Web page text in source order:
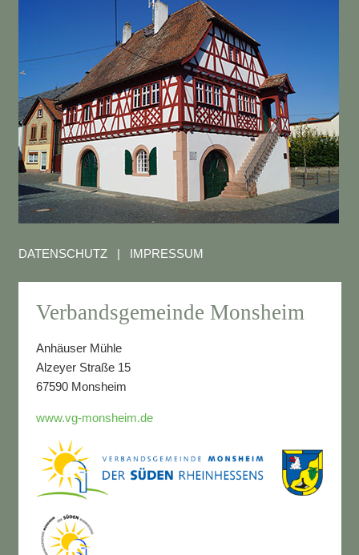
DATENSCHUTZ| IMPRESSUM
Verbandsgemeinde Monsheim
Anhäuser Mühle
Alzeyer Straße 15
67590 Monsheim
www.vg-monsheim.de